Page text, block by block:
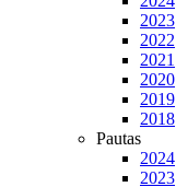
2023
2022
2021
2020
2019
2018
Pautas
2024
2023